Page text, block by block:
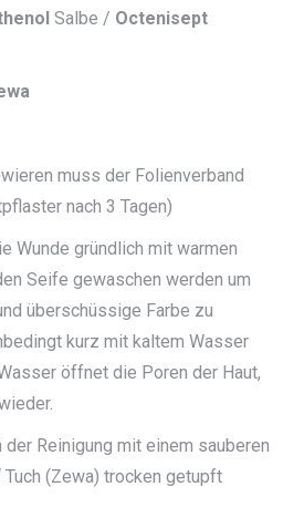
Salbe / Octenisept
muss der Folienverband
nach 3 Tagen)
Wunde gründlich mit warmen
Seife gewaschen werden um
überschüssige Farbe zu
kurz mit kaltem Wasser
öffnet die Poren der Haut,
der Reinigung mit einem sauberen
Tuch (Zewa) trocken getupft